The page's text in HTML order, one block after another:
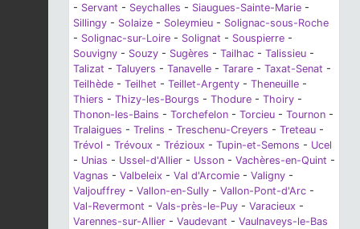
- Servant - Seychalles - Siaugues-Sainte-Marie -
Sillingy - Solaize - Soleymieu - Solignac-sous-Roche
- Solignac-sur-Loire - Solignat - Souspierre -
Souvigny - Souzy - Sugères - Tailhac - Talissieu -
Talizat - Taluyers - Tanavelle - Tarare - Taxat-Senat -
Teilhède - Teilhet - Teillet-Argenty - Theneuille -
Thiers - Thizy-les-Bourgs - Thodure - Thoiry -
Thonon-les-Bains - Torchefelon - Torcieu - Tournon -
Tralaigues - Trelins - Treschenu-Creyers - Treteau -
Trévol - Trévoux - Trézioux - Tupin-et-Semons - Ucel
- Unias - Ussel-d'Allier - Usson - Vachères-en-Quint -
Vagnas - Valbeleix - Val d'Arcomie - Valigny -
Valjouffrey - Vallon-en-Sully - Vallon-Pont-d'Arc -
Val-Revermont - Vals-près-le-Puy - Varacieux -
Varennes-sur-Allier - Vaudevant - Vaulnaveys-le-Bas